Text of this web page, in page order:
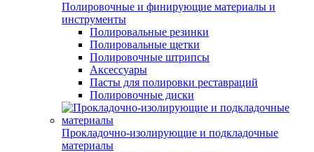
Полировочные и финирующие материалы и
инструменты
Полировальные резинки
Полировальные щетки
Полировочные штрипсы
Аксессуары
Пасты для полировки реставраций
Полировочные диски
Прокладочно-изолирующие и подкладочные
материалы